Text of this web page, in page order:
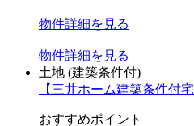
物件詳細を見る
物件詳細を見る
土地 (建築条件付)
【三井ホーム建築条件付
おすすめポイント